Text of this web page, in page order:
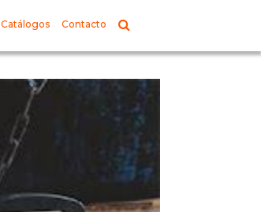
Catálogos Contacto